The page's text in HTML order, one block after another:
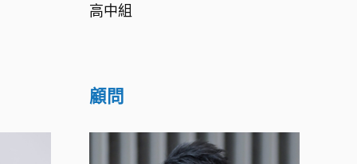
高中組
顧問